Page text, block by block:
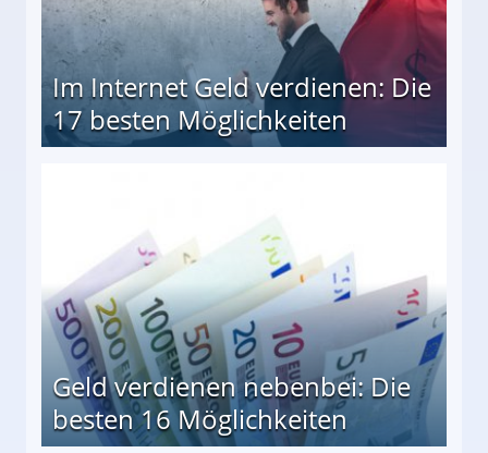
Im Internet Geld verdienen: Die
17 besten Möglichkeiten
Geld verdienen nebenbei: Die
besten 16 Möglichkeiten